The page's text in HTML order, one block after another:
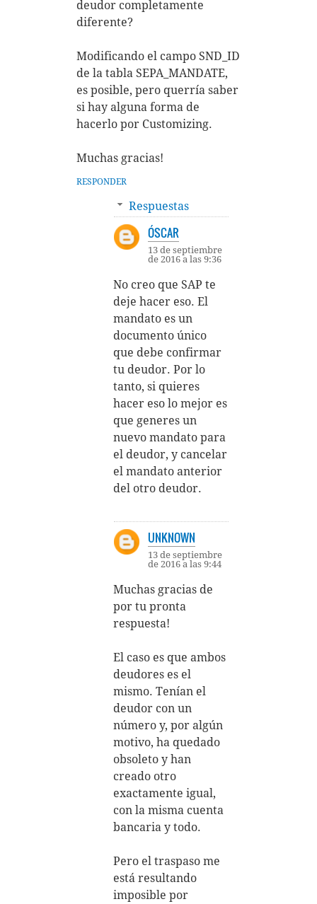
deudor completamente
diferente?
Modificando el campo SND_ID
de la tabla SEPA_MANDATE,
es posible, pero querría saber
si hay alguna forma de
hacerlo por Customizing.
Muchas gracias!
RESPONDER
Respuestas
ÓSCAR
13 de septiembre
de 2016 a las 9:36
No creo que SAP te
deje hacer eso. El
mandato es un
documento único
que debe confirmar
tu deudor. Por lo
tanto, si quieres
hacer eso lo mejor es
que generes un
nuevo mandato para
el deudor, y cancelar
el mandato anterior
del otro deudor.
UNKNOWN
13 de septiembre
de 2016 a las 9:44
Muchas gracias de
por tu pronta
respuesta!
El caso es que ambos
deudores es el
mismo. Tenían el
deudor con un
número y, por algún
motivo, ha quedado
obsoleto y han
creado otro
exactamente igual,
con la misma cuenta
bancaria y todo.
Pero el traspaso me
está resultando
imposible por